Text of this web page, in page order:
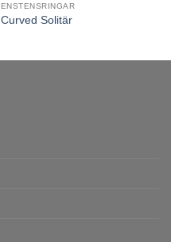
ENSTENSRINGAR
Curved Solitär